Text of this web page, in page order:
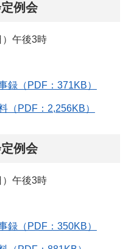
例会
）午後3時
録（PDF：371KB）
（PDF：2,256KB）
例会
）午後3時
録（PDF：350KB）